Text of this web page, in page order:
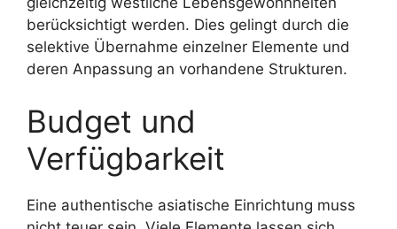
berücksichtigt werden. Dies gelingt durch die
selektive Übernahme einzelner Elemente und
deren Anpassung an vorhandene Strukturen.
Budget und
Verfügbarkeit
Eine authentische asiatische Einrichtung muss